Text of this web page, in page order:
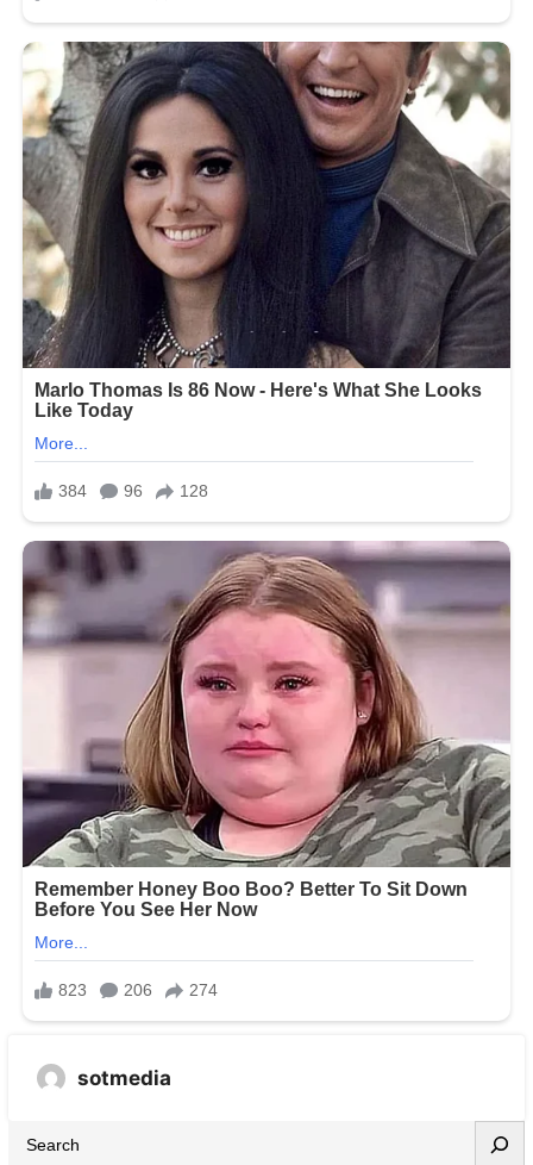
sotmedia